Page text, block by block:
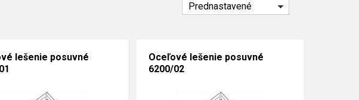
Prednastavené
lešenie posuvné
Oceľové lešenie posuvné
6200/02